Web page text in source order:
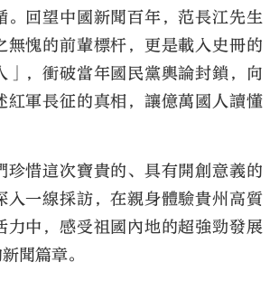
。回望中國新聞百年，范長江先生
無愧的前輩標杆，更是載入史冊的
」，衝破當年國民黨輿論封鎖，向
紅軍長征的真相，讓億萬國人讀懂
珍惜這次寶貴的、具有開創意義的
入一線採訪，在親身體驗貴州高質
力中，感受祖國內地的超強勁發展
聞篇章。